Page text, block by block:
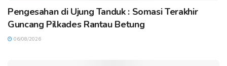
Pengesahan di Ujung Tanduk : Somasi Terakhir
Guncang Pilkades Rantau Betung
06/08/2026